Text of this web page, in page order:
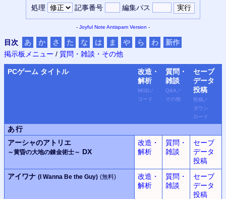
処理 記事番号 編集パス
- Joyful Note Antispam Version -
目次 あ か さ た な は ま や ら わ
新作
掲示板メニュー / 質問・雑談・その他
PCゲーム タイトル
改造・
解析
MOD ／
コード
質問・
雑談
Q&A ／
その他
セーブ
データ
投稿
投稿 ／
ダウン
ロード
あ行
アーシャのアトリエ
～黄昏の大地の錬金術士～ DX
改造・
解析
質問・
雑談
セーブ
データ
投稿
アイワナ (I Wanna Be the Guy) (無料)
改造・
解析
質問・
雑談
セーブ
データ
投稿